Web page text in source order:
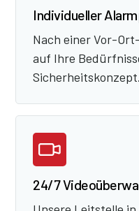
Individueller
Nach einer Vor-
auf Ihre
Sicherheitskonzept.
24/7